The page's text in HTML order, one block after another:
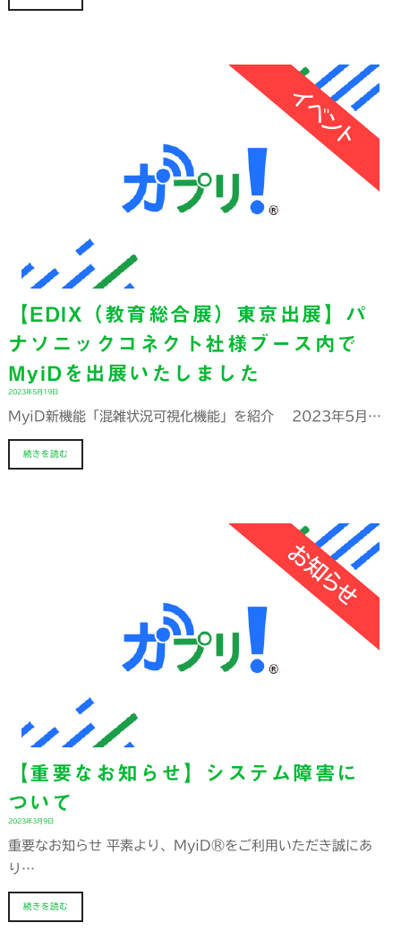
【EDIX（教育総合展）東京出展】パ
ナソニックコネクト社様ブース内で
MyiDを出展いたしました
2023年5月19日
MyiD新機能「混雑状況可視化機能」を紹介 2023年5月…
続きを読む
【重要なお知らせ】システム障害に
ついて
2023年3月9日
重要なお知らせ 平素より、MyiD®をご利用いただき誠にあ
り…
続きを読む